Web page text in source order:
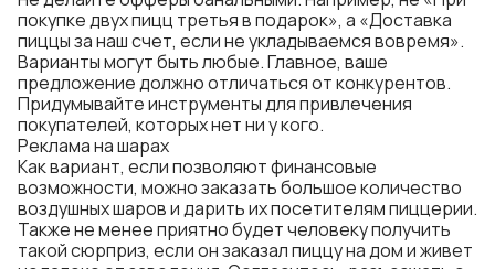
покупке двух пицц третья в подарок», а «Доставка
пиццы за наш счет, если не укладываемся вовремя».
Варианты могут быть любые. Главное, ваше
предложение должно отличаться от конкурентов.
Придумывайте инструменты для привлечения
покупателей, которых нет ни у кого.
Реклама на шарах
Как вариант, если позволяют финансовые
возможности, можно заказать большое количество
воздушных шаров и дарить их посетителям пиццерии.
Также не менее приятно будет человеку получить
такой сюрприз, если он заказал пиццу на дом и живет